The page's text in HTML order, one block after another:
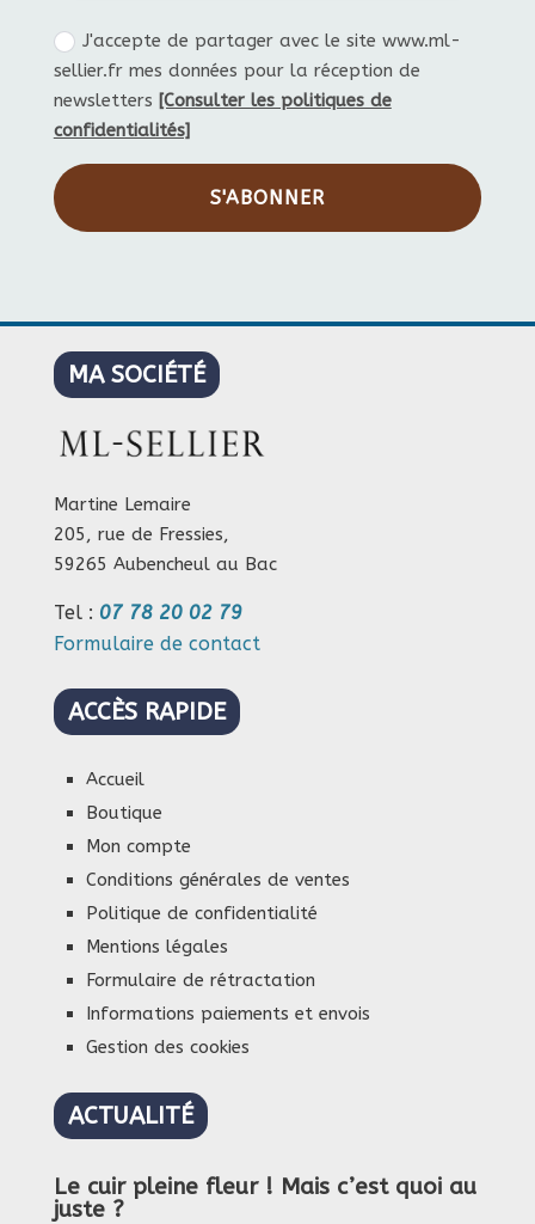
J'accepte de partager avec le site www.ml-
sellier.fr mes données pour la réception de
newsletters [Consulter les politiques de
confidentialités]
S'ABONNER
MA SOCIÉTÉ
Martine Lemaire
205, rue de Fressies,
59265 Aubencheul au Bac
Tel : 07 78 20 02 79
Formulaire de contact
ACCÈS RAPIDE
Accueil
Boutique
Mon compte
Conditions générales de ventes
Politique de confidentialité
Mentions légales
Formulaire de rétractation
Informations paiements et envois
Gestion des cookies
ACTUALITÉ
Le cuir pleine fleur ! Mais c’est quoi au
juste ?